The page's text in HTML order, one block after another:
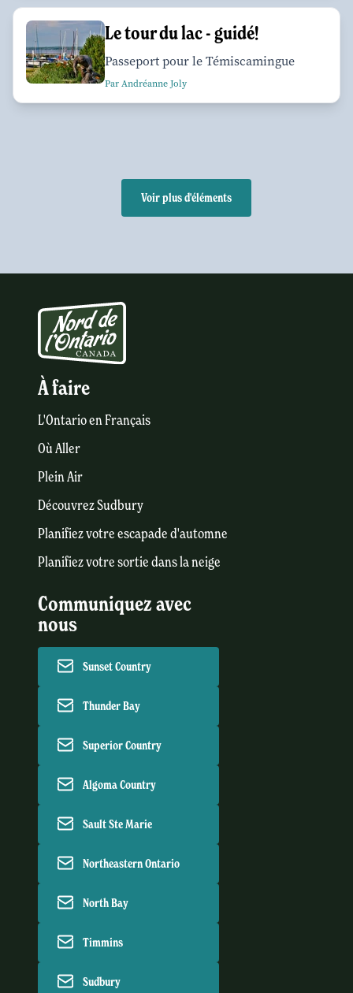
Le tour du lac - guidé!
Passeport pour le Témiscamingue
Par Andréanne Joly
Voir plus d'éléments
À faire
L'Ontario en Français
Où Aller
Plein Air
Découvrez Sudbury
Planifiez votre escapade d'automne
Planifiez votre sortie dans la neige
Communiquez avec
nous
Sunset Country
Thunder Bay
Superior Country
Algoma Country
Sault Ste Marie
Northeastern Ontario
North Bay
Timmins
Sudbury